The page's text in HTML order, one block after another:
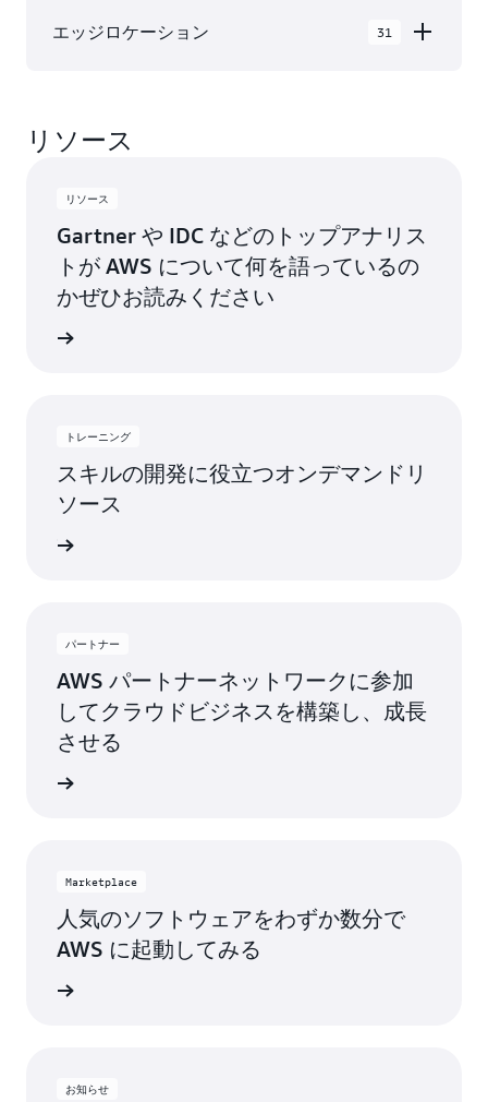
カナダ西部 (カルガリー)
米国西部 (北カリフォルニア)
米国東部 (バージニア北部)
米国東部 (オハイオ)
利用可能
エッジロケーション 31
の エッジネットワークロケーション および 3 個
アッシュバーン、バー
ジニア州
アトランタ、ジョージ
ア州
ボストン、マサチュー
コロンバス、オハイオ
州
ス、テキサス州
ヘイワード、カリフォ
ルニア州
ヒューストン、テキサ
ス州
ジャクソンビル、フロ
ーリ州
ロサンゼルス、カリフ
ォルニア州
マイアミ、フロリダ州
ヨーク州
ニューアーク、ニュー
ジャージー州
フィラデルフィア、ペ
ソルトレイクシティ、
ユタ州
ィアナ州
セントルイス、ミズー
リソース
リソース
Gartner や IDC などのトップアナリス
トが AWS について何を語っているの
かぜひお読みください
トレーニング
スキルの開発に役立つオンデマンドリ
ソース
パートナー
AWS パートナーネットワークに参加
してクラウドビジネスを構築し、成長
させる
Marketplace
人気のソフトウェアをわずか数分で
AWS に起動してみる
お知らせ